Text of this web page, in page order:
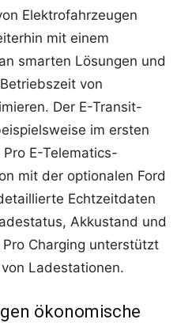
Elektrofahrzeugen
mit einem
smarten Lösungen und
von
Der E-Transit-
im ersten
E-Telematics-
mit der optionalen Ford
Echtzeitdaten
Akkustand und
Charging unterstützt
Ladestationen.
ökonomische